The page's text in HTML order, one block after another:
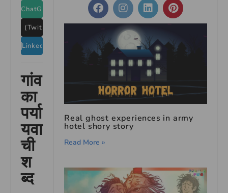
ChatGPT
X (Twitter)
LinkedIn
गांव
का
पर्या
यवा
ची
श
ब्द
Real ghost experiences in army
hotel shory story
Read More »